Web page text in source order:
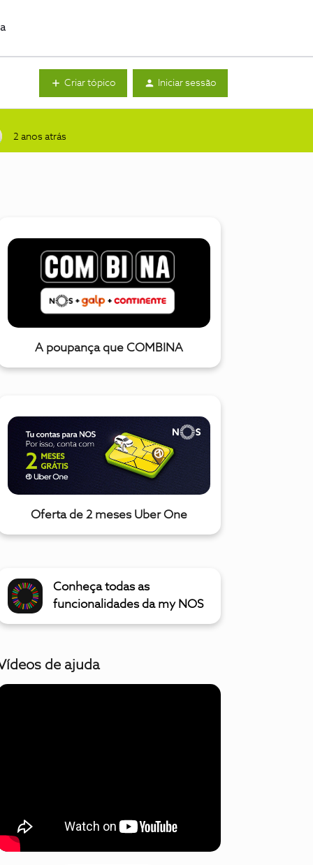
Criar tópico Iniciar sessão
2 anos atrás
A poupança que COMBINA
Oferta de 2 meses Uber One
Conheça todas as
funcionalidades da my NOS
de ajuda